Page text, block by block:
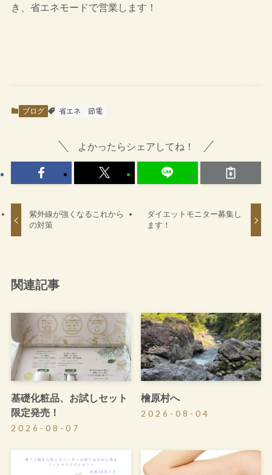
き、省エネモードで営業します！
ブログ 省エネ 節電
よかったらシェアしてね！
紫外線が強くなるこれから
の対策
ダイエットモニター募集し
ます！
関連記事
基礎化粧品、お試しセット
限定発売！
2026-08-07
檜原村へ
2026-08-04